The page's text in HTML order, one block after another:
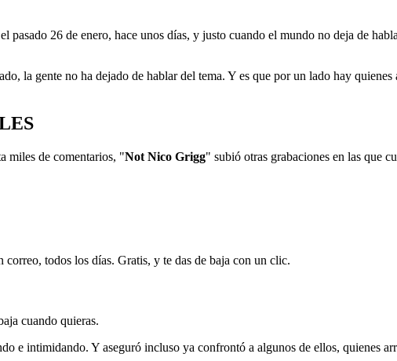
pasado 26 de enero, hace unos días, y justo cuando el mundo no deja de
la gente no ha dejado de hablar del tema. Y es que por un lado hay quienes
miles de comentarios, "Not Nico Grigg" subió otras grabaciones en las que
todos los días. Gratis, y te das de baja con un clic.
cuando quieras.
e intimidando. Y aseguró incluso ya confrontó a algunos de ellos, quienes